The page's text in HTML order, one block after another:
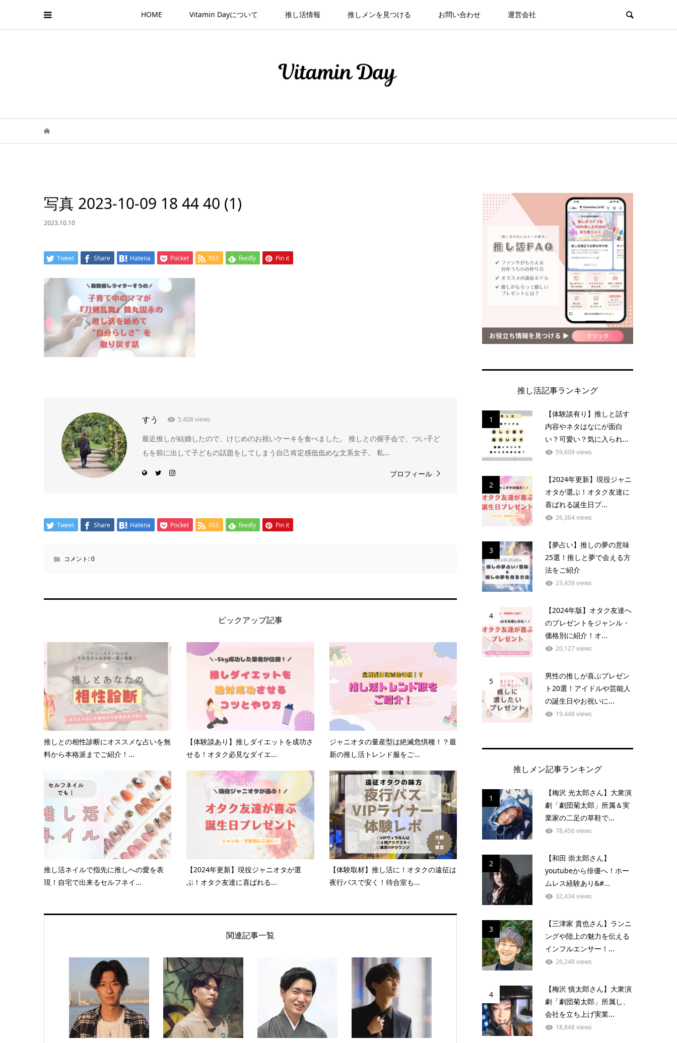
HOME Vitamin Dayについて 推し活情報 推しメンを見つける お問い合わせ 運営会社
写真 2023-10-09 18 44 40 (1)
2023.10.10
Tweet Share Hatena Pocket RSS feedly Pin it
すう 5,408 views
最近推しが結婚したので、けじめのお祝いケーキを食べました。 推しとの握手会で、つい子ど
もを前に出して子どもの話題をしてしまう自己肯定感低低めな文系女子。 私...
プロフィール
Tweet Share Hatena Pocket RSS feedly Pin it
コメント:0
ピックアップ記事
推しとの相性診断にオススメな占いを無
料から本格派までご紹介！...
【体験談あり】推しダイエットを成功さ
せる！オタク必見なダイエ...
ジャニオタの量産型は絶滅危惧種！？最
新の推し活トレンド服をご...
推し活ネイルで指先に推しへの愛を表
現！自宅で出来るセルフネイ...
【2024年更新】現役ジャニオタが選
ぶ！オタク友達に喜ばれる...
【体験取材】推し活に！オタクの遠征は
夜行バスで安く！待合室も...
関連記事一覧
推し活記事ランキング
1
【体験談有り】推しと話す
内容やネタはなにが面白
い？可愛い？気に入られ...
59,609 views
2
【2024年更新】現役ジャニ
オタが選ぶ！オタク友達に
喜ばれる誕生日プ...
26,364 views
3
【夢占い】推しの夢の意味
25選！推しと夢で会える方
法をご紹介
23,439 views
4
【2024年版】オタク友達へ
のプレゼントをジャンル・
価格別に紹介！オ...
20,127 views
5
男性の推しが喜ぶプレゼン
ト20選！アイドルや芸能人
の誕生日やお祝いに...
19,448 views
推しメン記事ランキング
1
【梅沢 光太郎さん】大衆演
劇「劇団菊太郎」所属＆実
業家の二足の草鞋で...
78,456 views
2
【和田 崇太郎さん】
youtubeから俳優へ！ホー
ムレス経験あり&#...
32,434 views
3
【三津家 貴也さん】ランニ
ングや陸上の魅力を伝える
インフルエンサー！...
26,248 views
4
【梅沢 慎太郎さん】大衆演
劇「劇団菊太郎」所属し、
会社を立ち上げ実業...
18,848 views